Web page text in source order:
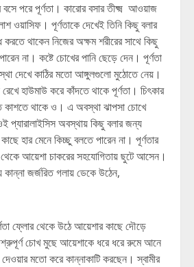
পরে পূর্ণতা। কারোর বসার তীক্ষ্ম আওয়াজ
ওয়াসিফ। পূর্ণতাকে দেখেই তিনি কিছু বলার
থাকেন নিজের অক্ষম শরীরের সাথে কিছু
না। কষ্টে চোখের পানি ছেড়ে দেন। পূর্ণতা
দেখে কাঠির মতো আঙ্গুলগুলো মুঠোতে নেয়।
হাউমাউ করে কাঁদতে থাকে পূর্ণতা। চিৎকার
কাশতে থাকে ও। এ অবস্থা ঝাপসা চোখে
প্যারালাইসিস অবস্থায় কিছু বলার জন্য
হার মেনে কিচ্ছু বলতে পারেন না। পূর্ণতার
থেকে আয়েশা চাকরের সহযোগিতায় ছুটে আসেন।
কান্না জর্জরিত গলায় ডেকে উঠেন,
ফ্লোর থেকে উঠে আয়েশার কাছে দৌড়ে
চোখ মুছে আয়েশাকে ধরে ধরে রুমে আনে
মতো করে কান্নাকাটি করছেন। স্বামীর